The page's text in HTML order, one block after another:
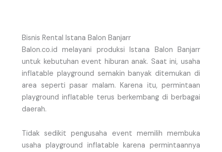
Bisnis Rental Istana Balon Banjarr
Balon.co.id melayani produksi Istana Balon Banjarr
untuk kebutuhan event hiburan anak. Saat ini, usaha
inflatable playground semakin banyak ditemukan di
area seperti pasar malam. Karena itu, permintaan
playground inflatable terus berkembang di berbagai
daerah.
Tidak sedikit pengusaha event memilih membuka
usaha playground inflatable karena permintaannya